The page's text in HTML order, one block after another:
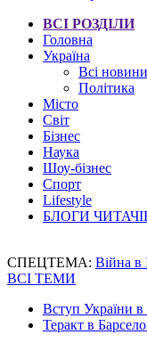
ВСІ РОЗДІЛИ
Головна
Україна
Всі
Політика
Місто
Світ
Бізнес
Наука
Шоу-бізнес
Спорт
Lifestyle
БЛОГИ
СПЕЦТЕМА: Війна в
ВСІ ТЕМИ
Вступ України
Теракт в